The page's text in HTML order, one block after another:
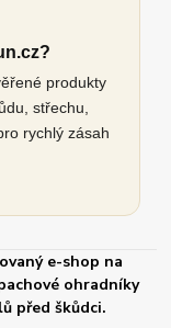
produkty
střechu,
rychlý zásah
e-shop na
ohradníky
před škůdci.